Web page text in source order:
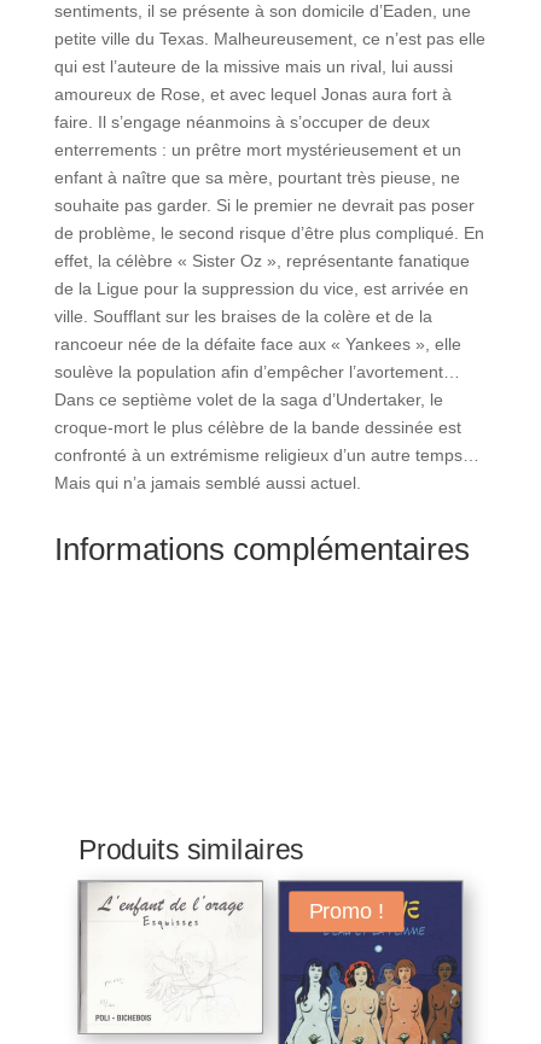
sentiments, il se présente à son domicile d’Eaden, une
petite ville du Texas. Malheureusement, ce n’est pas elle
qui est l’auteure de la missive mais un rival, lui aussi
amoureux de Rose, et avec lequel Jonas aura fort à
faire. Il s’engage néanmoins à s’occuper de deux
enterrements : un prêtre mort mystérieusement et un
enfant à naître que sa mère, pourtant très pieuse, ne
souhaite pas garder. Si le premier ne devrait pas poser
de problème, le second risque d’être plus compliqué. En
effet, la célèbre « Sister Oz », représentante fanatique
de la Ligue pour la suppression du vice, est arrivée en
ville. Soufflant sur les braises de la colère et de la
rancoeur née de la défaite face aux « Yankees », elle
soulève la population afin d’empêcher l’avortement…
Dans ce septième volet de la saga d’Undertaker, le
croque-mort le plus célèbre de la bande dessinée est
confronté à un extrémisme religieux d’un autre temps…
Mais qui n’a jamais semblé aussi actuel.
Informations complémentaires
Produits similaires
Promo !